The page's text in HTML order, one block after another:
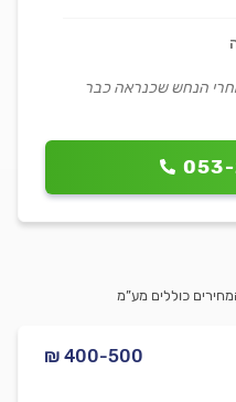
אחרי הנחש שכנראה כבר
כוללים מע”מ
₪ 400-500